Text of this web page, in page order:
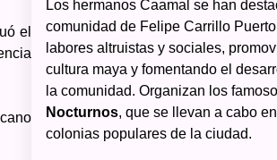
el
Los hermanos Caamal se han
comunidad de Felipe Carrillo
labores altruistas y sociales,
cultura maya y fomentando el
la comunidad. Organizan los
Nocturnos, que se llevan a cabo
colonias populares de la ciudad.